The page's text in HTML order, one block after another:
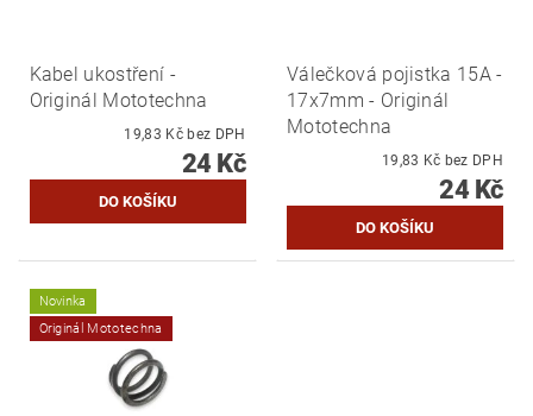
Kabel ukostření -
Originál Mototechna
19,83 Kč bez DPH
24 Kč
Válečková pojistka 15A -
17x7mm - Originál
Mototechna
19,83 Kč bez DPH
24 Kč
Novinka
Originál Mototechna